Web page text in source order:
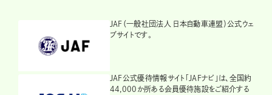
JAF（一般社団法人 日本自動車連盟）公式ウェ
ブサイトです。
JAF公式優待情報サイト「JAFナビ」は、全国約
44,000か所ある会員優待施設をご紹介する